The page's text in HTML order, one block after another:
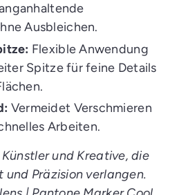
n
Ausbleichen.
Flexible Anwendung
Spitze für feine Details
Vermeidet Verschmieren
Arbeiten.
und Kreative, die
Präzision verlangen.